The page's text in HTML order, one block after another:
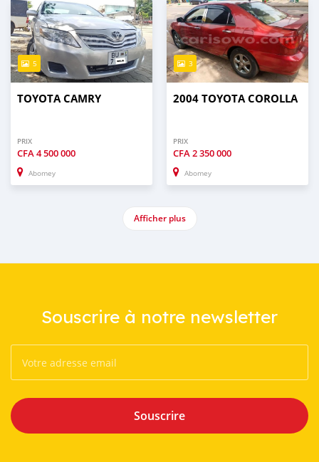
5
TOYOTA CAMRY
PRIX
CFA4 500 000
Abomey
3
2004 TOYOTA COROLLA
PRIX
CFA2 350 000
Abomey
Afficher plus
Souscrire à notre newsletter
Souscrire